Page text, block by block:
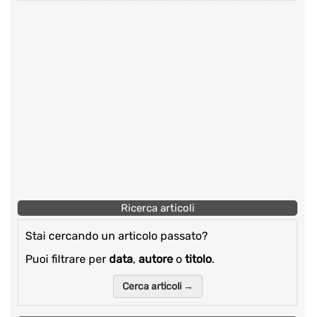
Ricerca articoli
Stai cercando un articolo passato?
Puoi filtrare per data, autore o titolo.
Cerca articoli →